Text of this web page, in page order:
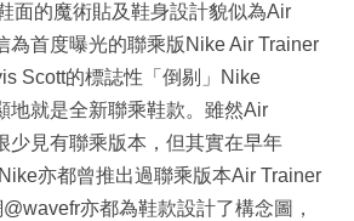
面的魔術貼及鞋身設計貌似為Air
為首度曝光的聯乘版Nike Air Trainer
Scott的標誌性「倒剔」Nike
地就是全新聯乘鞋款。雖然Air
少見有聯乘版本，但其實在早年
亦都曾推出過聯乘版本Air Trainer
亦都為鞋款設計了構念圖，